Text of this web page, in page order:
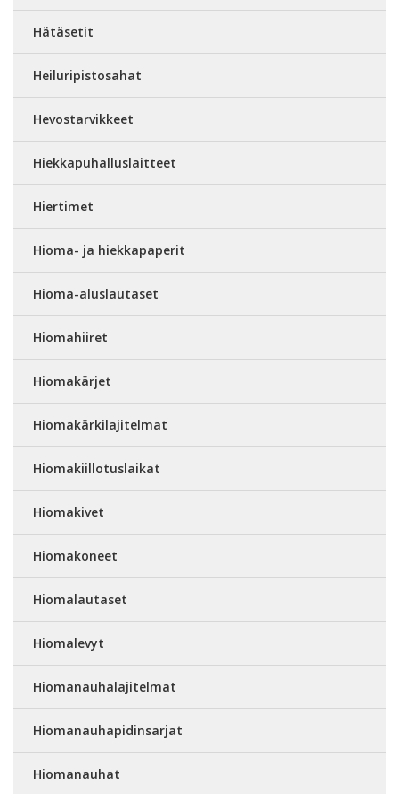
Hätäsetit
Heiluripistosahat
Hevostarvikkeet
Hiekkapuhalluslaitteet
Hiertimet
Hioma- ja hiekkapaperit
Hioma-aluslautaset
Hiomahiiret
Hiomakärjet
Hiomakärkilajitelmat
Hiomakiillotuslaikat
Hiomakivet
Hiomakoneet
Hiomalautaset
Hiomalevyt
Hiomanauhalajitelmat
Hiomanauhapidinsarjat
Hiomanauhat